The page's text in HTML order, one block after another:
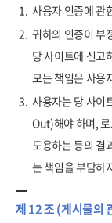
1. 사용자 인증에 관
2. 귀하의 인증이 부
당 사이트에 신고
모든 책임은 사용
3. 사용자는 당 사이
Out)해야 하며,
도용하는 등의 결
는 책임을 부담하
제 12 조 (게시물의